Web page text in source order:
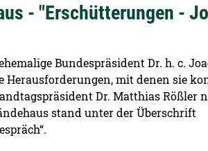
- "Erschütterungen -
Bundespräsident Dr. h. c.
Herausforderungen, mit denen sie
Dr. Matthias Rößler
stand unter der Überschrift